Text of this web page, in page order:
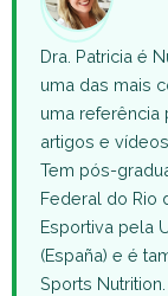
Dra. Patricia é
uma das mais
uma referência
artigos e
Tem pós-
Federal do Rio
Esportiva pela
(España) e é
Sports Nutrition.